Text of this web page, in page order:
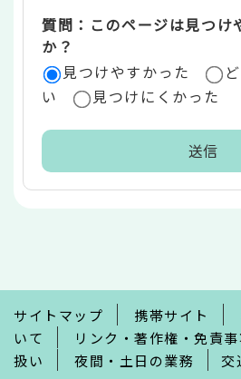
質問：このページは見つけ
か？
見つけやすかった
い
見つけにくかった
で
サイトマップ 携帯サイト
いて
リンク・著作権・免責
扱い
夜間・土日の業務 交